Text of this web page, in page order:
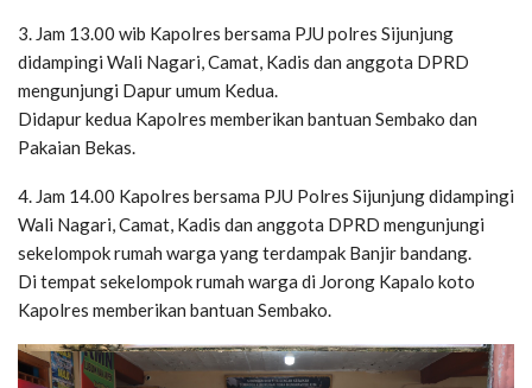
3. Jam 13.00 wib Kapolres bersama PJU polres Sijunjung
didampingi Wali Nagari, Camat, Kadis dan anggota DPRD
mengunjungi Dapur umum Kedua.
Didapur kedua Kapolres memberikan bantuan Sembako dan
Pakaian Bekas.
4. Jam 14.00 Kapolres bersama PJU Polres Sijunjung didampingi
Wali Nagari, Camat, Kadis dan anggota DPRD mengunjungi
sekelompok rumah warga yang terdampak Banjir bandang.
Di tempat sekelompok rumah warga di Jorong Kapalo koto
Kapolres memberikan bantuan Sembako.